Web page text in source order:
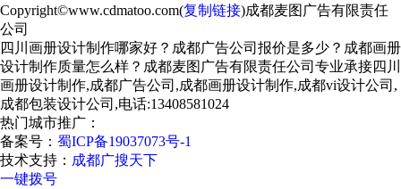
Copyright©www.cdmatoo.com(复制链接)成都麦图广告有限责任
公司
四川画册设计制作哪家好？成都广告公司报价是多少？成都画册
设计制作质量怎么样？成都麦图广告有限责任公司专业承接四川
画册设计制作,成都广告公司,成都画册设计制作,成都vi设计公司,
成都包装设计公司,电话:13408581024
热门城市推广：
备案号： 蜀ICP备19037073号-1
技术支持： 成都广搜天下
一键拨号